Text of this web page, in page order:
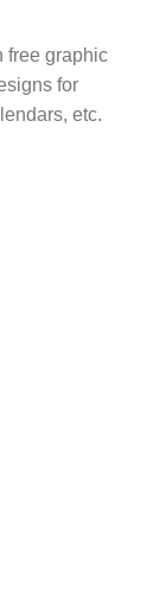
free graphic
for
etc.